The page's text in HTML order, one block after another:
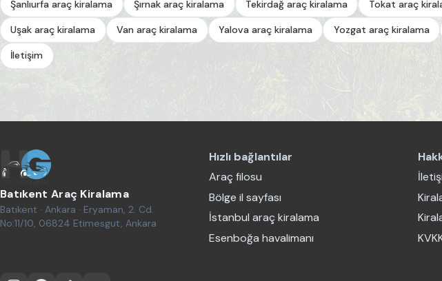
Şanlıurfa araç kiralama Şırnak araç kiralama Tekirdağ araç kiralama Tokat araç
Uşak araç kiralama Van araç kiralama Yalova araç kiralama Yozgat araç kiralama
İletişim
Batıkent Araç Kiralama
Batıkent · Ankara · Eryaman, 2. Cd.
No:11/10, 06824 Etimesgut, Ankara
Hızlı bağlantılar
Araç filosu
Bölge il sayfası
İstanbul araç kiralama
Esenboğa havalimanı